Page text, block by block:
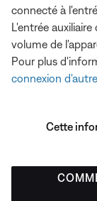
connecté à
L'entrée
volume de
Pour plus
connexion
Cette